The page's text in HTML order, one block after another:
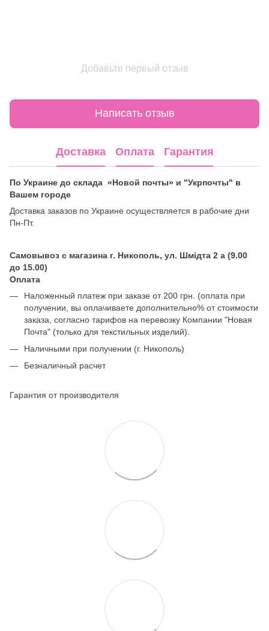
Добавьте первый отзыв
Написать отзыв
Доставка Оплата Гарантия
По Украине до склада «Новой почты» и "Укрпочты" в
Вашем городе
Доставка заказов по Украине осуществляется в рабочие дни
Пн-Пт.
Самовывоз с магазина г. Никополь, ул. Шмідта 2 а (9.00
до 15.00)
Оплата
Наложенный платеж при заказе от 200 грн. (оплата при
получении, вы оплачиваете дополнительно% от стоимости
заказа, согласно тарифов на перевозку Компании "Новая
Почта" (только для текстильных изделий).
Наличными при получении (г. Никополь)
Безналичный расчет
Гарантия от производителя